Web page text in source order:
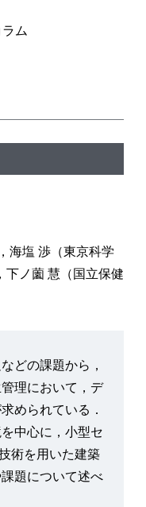
ム
海塩 渉（東京科学
下ノ薗 慧（国立保健
どの課題から，
理において，デ
められている．
中心に，小型セ
術を用いた建築
題について述べ